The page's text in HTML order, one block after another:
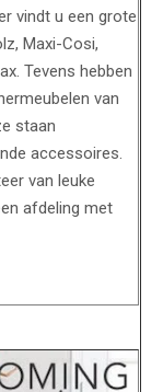
vindt u een grote
Maxi-Cosi,
Tevens hebben
van
staan
accessoires.
van leuke
afdeling met